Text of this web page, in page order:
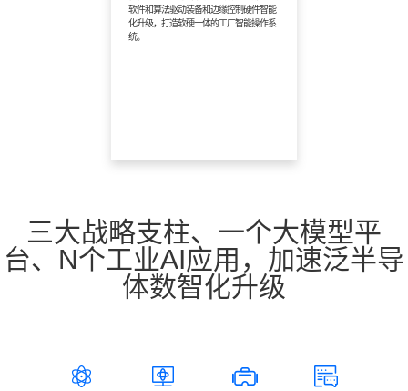
软件和算法驱动装备和边缘控制硬件智能
化升级，打造软硬一体的工厂智能操作系
统。
三大战略支柱、一个大模型平
台、N个工业AI应用，加速泛半导
体数智化升级